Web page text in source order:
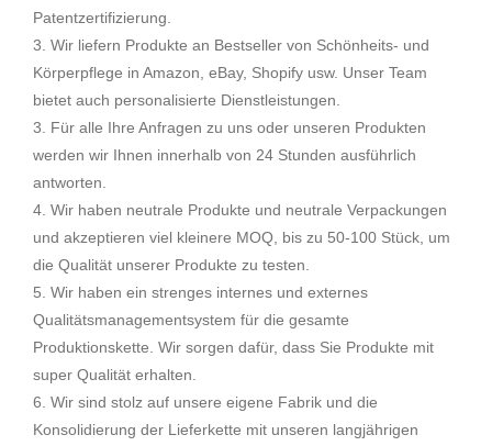
Patentzertifizierung.
3. Wir liefern Produkte an Bestseller von Schönheits- und
Körperpflege in Amazon, eBay, Shopify usw. Unser Team
bietet auch personalisierte Dienstleistungen.
3. Für alle Ihre Anfragen zu uns oder unseren Produkten
werden wir Ihnen innerhalb von 24 Stunden ausführlich
antworten.
4. Wir haben neutrale Produkte und neutrale Verpackungen
und akzeptieren viel kleinere MOQ, bis zu 50-100 Stück, um
die Qualität unserer Produkte zu testen.
5. Wir haben ein strenges internes und externes
Qualitätsmanagementsystem für die gesamte
Produktionskette. Wir sorgen dafür, dass Sie Produkte mit
super Qualität erhalten.
6. Wir sind stolz auf unsere eigene Fabrik und die
Konsolidierung der Lieferkette mit unseren langjährigen